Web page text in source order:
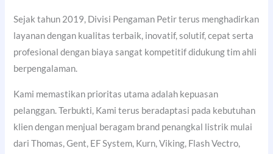
Sejak tahun 2019, Divisi Pengaman Petir terus menghadirkan
layanan dengan kualitas terbaik, inovatif, solutif, cepat serta
profesional dengan biaya sangat kompetitif didukung tim ahli
berpengalaman.
Kami memastikan prioritas utama adalah kepuasan
pelanggan. Terbukti, Kami terus beradaptasi pada kebutuhan
klien dengan menjual beragam brand penangkal listrik mulai
dari Thomas, Gent, EF System, Kurn, Viking, Flash Vectro,